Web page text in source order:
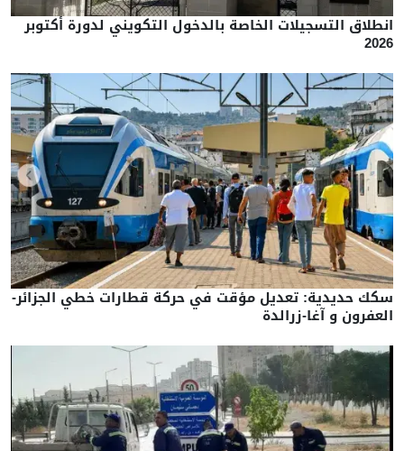
انطلاق التسجيلات الخاصة بالدخول التكويني لدورة أكتوبر
2026
سكك حديدية: تعديل مؤقت في حركة قطارات خطي الجزائر-
العفرون و آغا-زرالدة